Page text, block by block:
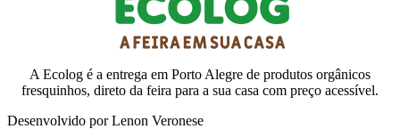
A Ecolog é a entrega em Porto Alegre de produtos orgânicos
fresquinhos, direto da feira para a sua casa com preço acessível.
Desenvolvido por Lenon Veronese